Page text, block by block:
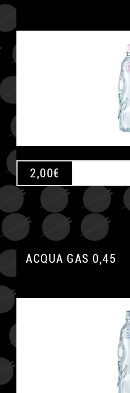
2,00€
ACQUA GAS 0,45